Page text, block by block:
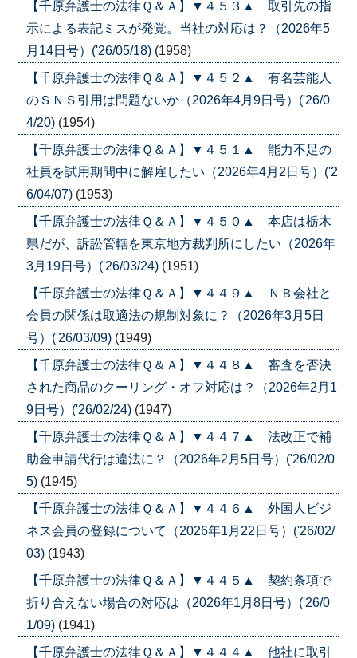
【千原弁護士の法律Ｑ＆Ａ】▼４５３▲ 取引先の指
示による表記ミスが発覚。当社の対応は？（2026年5
月14日号）('26/05/18) (1958)
【千原弁護士の法律Ｑ＆Ａ】▼４５２▲ 有名芸能人
のＳＮＳ引用は問題ないか（2026年4月9日号）('26/0
4/20) (1954)
【千原弁護士の法律Ｑ＆Ａ】▼４５１▲ 能力不足の
社員を試用期間中に解雇したい（2026年4月2日号）('2
6/04/07) (1953)
【千原弁護士の法律Ｑ＆Ａ】▼４５０▲ 本店は栃木
県だが、訴訟管轄を東京地方裁判所にしたい（2026年
3月19日号）('26/03/24) (1951)
【千原弁護士の法律Ｑ＆Ａ】▼４４９▲ ＮＢ会社と
会員の関係は取適法の規制対象に？（2026年3月5日
号）('26/03/09) (1949)
【千原弁護士の法律Ｑ＆Ａ】▼４４８▲ 審査を否決
された商品のクーリング・オフ対応は？（2026年2月1
9日号）('26/02/24) (1947)
【千原弁護士の法律Ｑ＆Ａ】▼４４７▲ 法改正で補
助金申請代行は違法に？（2026年2月5日号）('26/02/0
5) (1945)
【千原弁護士の法律Ｑ＆Ａ】▼４４６▲ 外国人ビジ
ネス会員の登録について（2026年1月22日号）('26/02/
03) (1943)
【千原弁護士の法律Ｑ＆Ａ】▼４４５▲ 契約条項で
折り合えない場合の対応は（2026年1月8日号）('26/0
1/09) (1941)
【千原弁護士の法律Ｑ＆Ａ】▼４４４▲ 他社に取引